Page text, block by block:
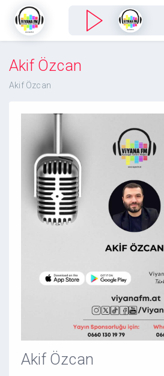
Akif Özcan
Akif Özcan
Akif Özcan